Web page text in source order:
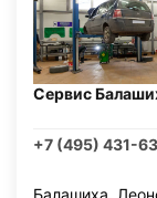
Сервис
+7 (495) 431-
Балашиха,